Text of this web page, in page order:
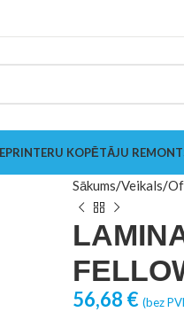
PRINTERU KOPĒTĀJU
Sākums Veikals
56,68 € (bez